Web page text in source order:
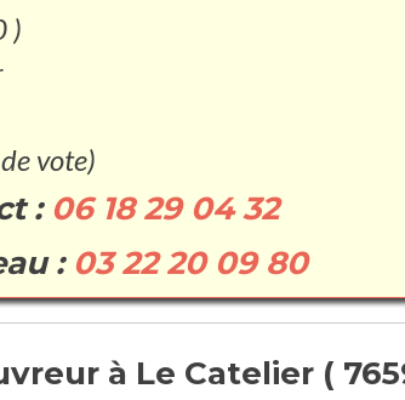
)
vote)
: 06 18 29 04 32
: 03 22 20 09 80
à Le Catelier (